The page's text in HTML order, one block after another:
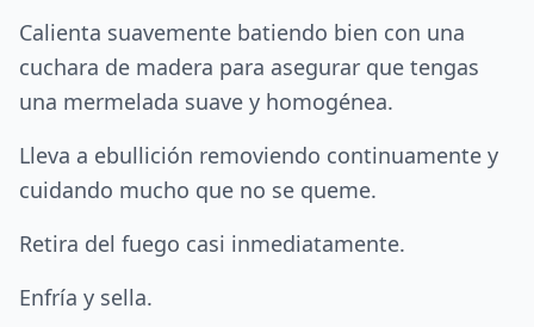
Calienta suavemente batiendo bien con una
cuchara de madera para asegurar que tengas
una mermelada suave y homogénea.
Lleva a ebullición removiendo continuamente y
cuidando mucho que no se queme.
Retira del fuego casi inmediatamente.
Enfría y sella.